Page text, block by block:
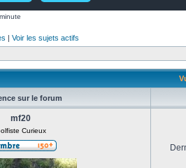
| Voir les sujets actifs
sur le forum
mf20
Curieux